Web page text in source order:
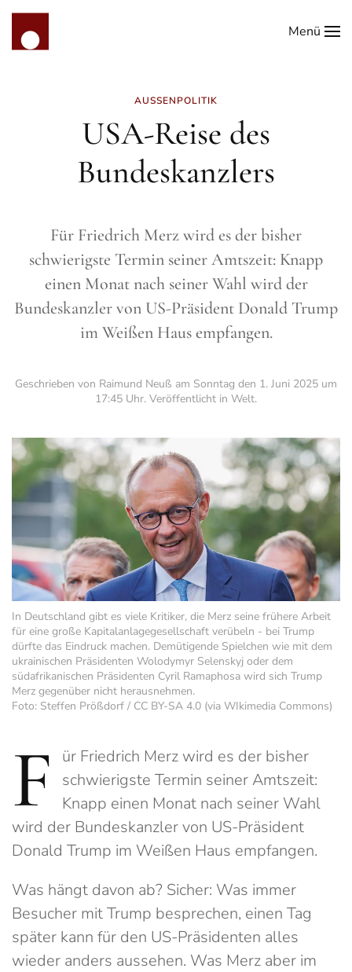
Zum Hauptinhalt springen
Menü
AUSSENPOLITIK
USA-Reise des
Bundeskanzlers
Für Friedrich Merz wird es der bisher
schwierigste Termin seiner Amtszeit: Knapp
einen Monat nach seiner Wahl wird der
Bundeskanzler von US-Präsident Donald Trump
im Weißen Haus empfangen.
Geschrieben von Raimund Neuß am Sonntag den 1. Juni 2025 um
17:45 Uhr. Veröffentlicht in Welt.
In Deutschland gibt es viele Kritiker, die Merz seine frühere Arbeit
für eine große Kapitalanlagegesellschaft verübeln - bei Trump
dürfte das Eindruck machen. Demütigende Spielchen wie mit dem
ukrainischen Präsidenten Wolodymyr Selenskyj oder dem
südafrikanischen Präsidenten Cyril Ramaphosa wird sich Trump
Merz gegenüber nicht herausnehmen.
Foto: Steffen Prößdorf / CC BY-SA 4.0 (via WIkimedia Commons)
F
ür Friedrich Merz wird es der bisher
schwierigste Termin seiner Amtszeit:
Knapp einen Monat nach seiner Wahl
wird der Bundeskanzler von US-Präsident
Donald Trump im Weißen Haus empfangen.
Was hängt davon ab? Sicher: Was immer
Besucher mit Trump besprechen, einen Tag
später kann für den US-Präsidenten alles
wieder anders aussehen. Was Merz aber im